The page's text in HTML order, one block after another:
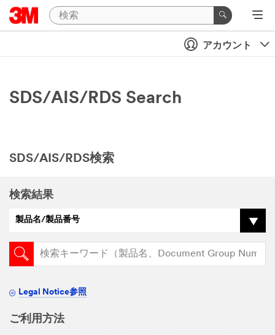
アカウント
SDS/AIS/RDS Search
SDS/AIS/RDS検索
検索結果
製品名/製品番号
Legal Notice参照
ご利用方法